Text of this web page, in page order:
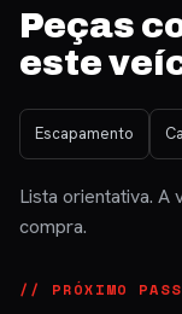
Peças
este
Escapamento
Lista orientativa. A
compra.
// PRÓXIMO